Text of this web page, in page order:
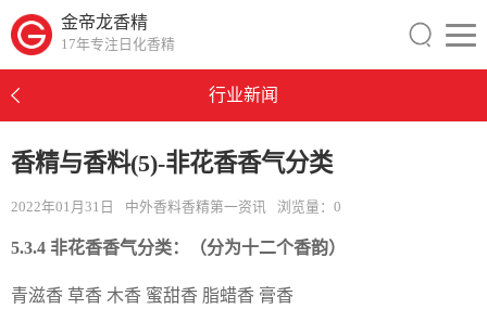
金帝龙香精
17年专注日化香精
行业新闻
香精与香料(5)-非花香香气分类
2022年01月31日 中外香料香精第一资讯 浏览量： 0
5.3.4 非花香香气分类：（分为十二个香韵）
青滋香 草香 木香 蜜甜香 脂蜡香 膏香